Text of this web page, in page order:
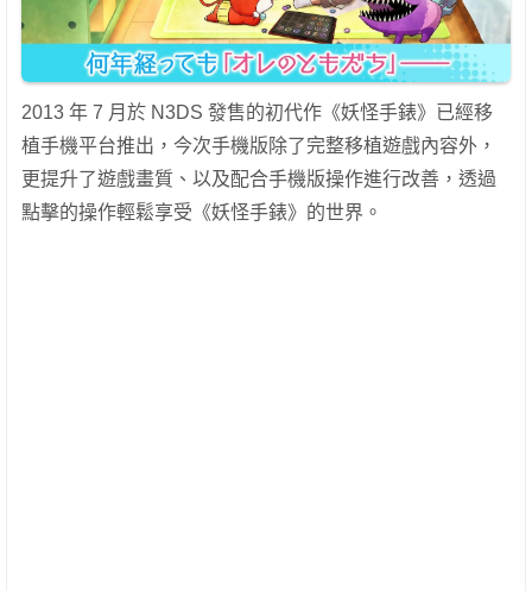
2013 年 7 月於 N3DS 發售的初代作《妖怪手錶》已經移
植手機平台推出，今次手機版除了完整移植遊戲內容外，
更提升了遊戲畫質、以及配合手機版操作進行改善，透過
點擊的操作輕鬆享受《妖怪手錶》的世界。